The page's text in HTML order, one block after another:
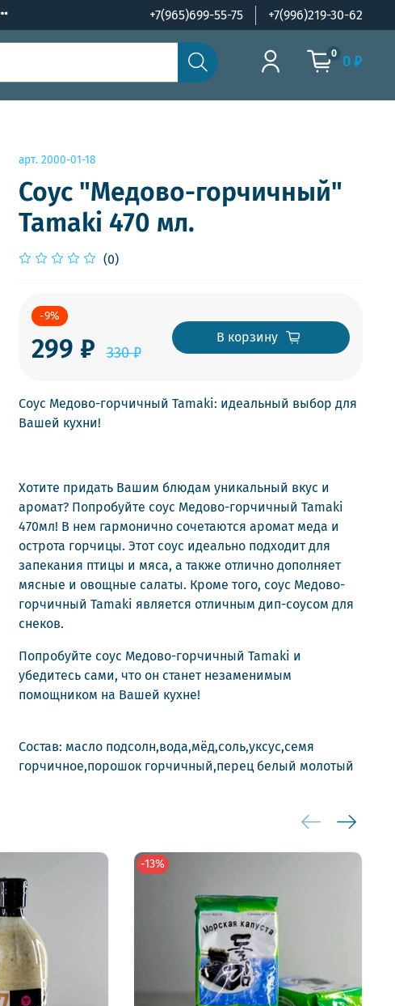
+7(965)699-55-75 +7(996)219-30-62
0 0 ₽
арт. 2000-01-18
Соус "Медово-горчичный"
Tamaki 470 мл.
(0)
-9%
299 ₽ 330 ₽
В корзину
Соус Медово-горчичный Tamaki: идеальный выбор для
Вашей кухни!
Хотите придать Вашим блюдам уникальный вкус и
аромат? Попробуйте соус Медово-горчичный Tamaki
470мл! В нем гармонично сочетаются аромат меда и
острота горчицы. Этот соус идеально подходит для
запекания птицы и мяса, а также отлично дополняет
мясные и овощные салаты. Кроме того, соус Медово-
горчичный Tamaki является отличным дип-соусом для
снеков.
Попробуйте соус Медово-горчичный Tamaki и
убедитесь сами, что он станет незаменимым
помощником на Вашей кухне!
Состав: масло подсолн,вода,мёд,соль,уксус,семя
горчичное,порошок горчичный,перец белый молотый
-13%